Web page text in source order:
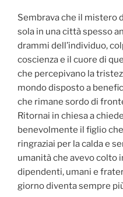
Sembrava che il mistero
sola in una città spesso
drammi dell’individuo,
coscienza e il cuore di
che percepivano la
mondo disposto a
che rimane sordo di
Ritornai in chiesa a
benevolmente il figlio
ringraziai per la calda e
umanità che avevo colto
dipendenti, umani e
giorno diventa sempre